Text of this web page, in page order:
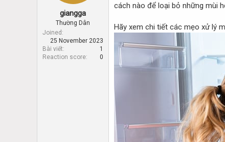
t
r
t
e
giangga
Thường Dân
Joined
25 November 2023
Bài viết
1
Reaction score
0
cách nào để loại bỏ những mùi
Hãy xem chi tiết các mẹo xử lý